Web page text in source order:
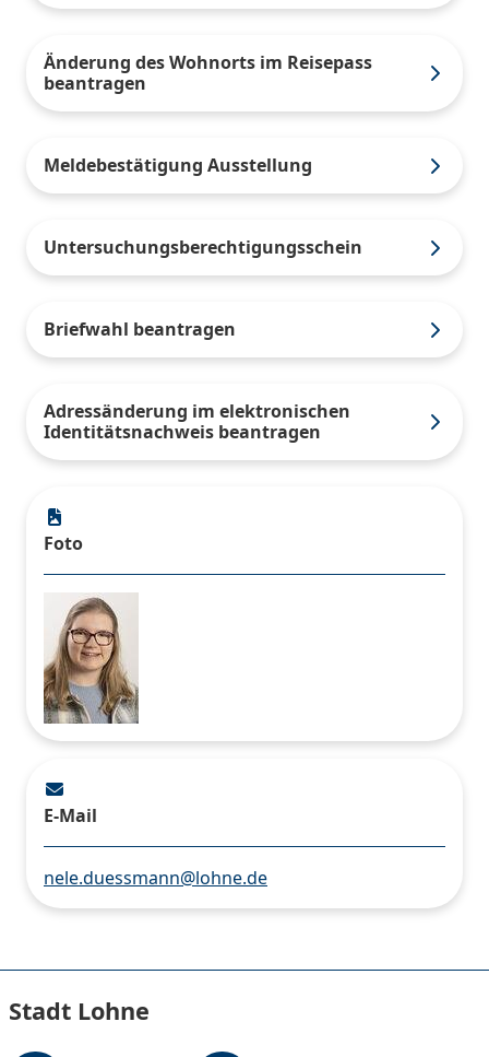
Änderung des Wohnorts im Reisepass
beantragen
Meldebestätigung Ausstellung
Untersuchungsberechtigungsschein
Briefwahl beantragen
Adressänderung im elektronischen
Identitätsnachweis beantragen
Foto
E-Mail
nele.duessmann@lohne.de
Stadt Lohne